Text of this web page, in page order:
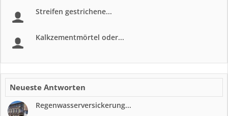
Streifen gestrichene...
Kalkzementmörtel oder...
Neueste Antworten
Regenwasserversickerung...